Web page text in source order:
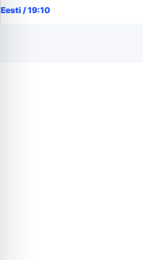
Eesti /19:10